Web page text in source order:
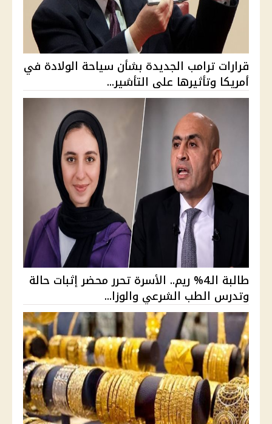
قرارات ترامب الجديدة بشأن سياحة الولادة في
أمريكا وتأثيرها على التأشير...
طالبة الـ4% ريم.. الأسرة تحرر محضر إثبات حالة
وتدرس الطب الشرعي والوزا...